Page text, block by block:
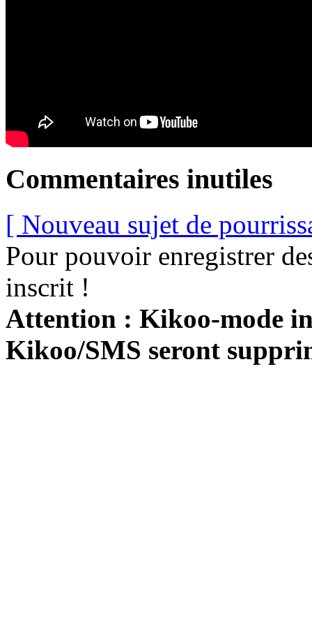
Commentaires inutiles
[ Nouveau sujet de
Pour pouvoir enregistrer
inscrit !
Attention : Kikoo-mode
Kikoo/SMS seront